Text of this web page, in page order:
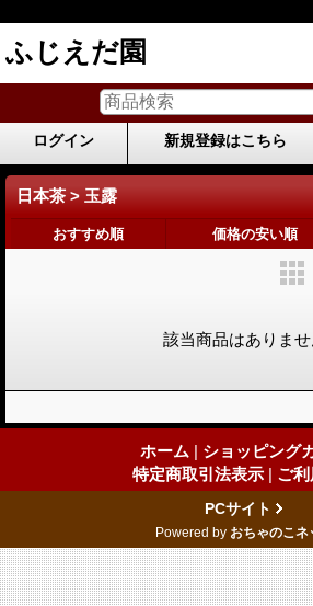
ふじえだ園
ログイン 新規登録はこちら
日本茶 > 玉露
おすすめ順 価格の安い順
該当商品はありませ
ホーム | ショッピング
特定商取引法表示 | ご
PCサイト
Powered by おちゃのこネ